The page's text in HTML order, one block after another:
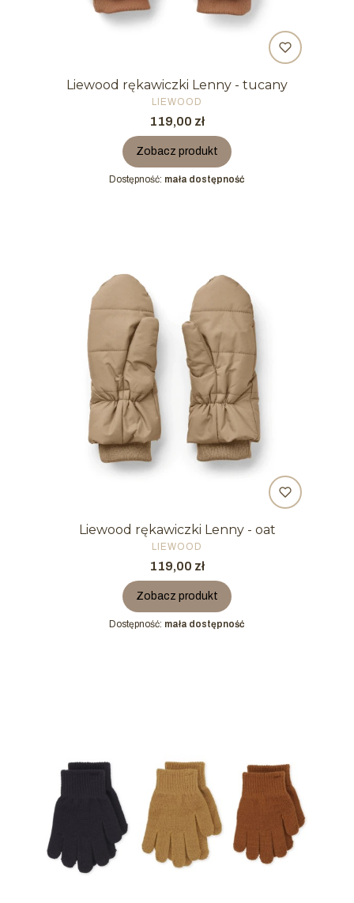
Liewood rękawiczki Lenny - tucany
PRODUCENT
LIEWOOD
Cena
119,00 zł
Zobacz produkt
Dostępność: mała dostępność
Liewood rękawiczki Lenny - oat
PRODUCENT
LIEWOOD
Cena
119,00 zł
Zobacz produkt
Dostępność: mała dostępność